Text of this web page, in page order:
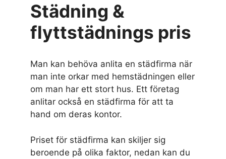
Städning &
flyttstädnings pris
Man kan behöva anlita en städfirma när
man inte orkar med hemstädningen eller
om man har ett stort hus. Ett företag
anlitar också en städfirma för att ta
hand om deras kontor.
Priset för städfirma kan skiljer sig
beroende på olika faktor, nedan kan du